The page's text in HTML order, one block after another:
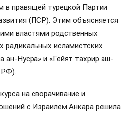
в правящей турецкой Партии
(ПСР). Этим объясняется
властями родственных
радикальных исламистских
ан-Нусра» и «Гейят тахрир аш-
РФ).
на сворачивание и
с Израилем Анкара решила